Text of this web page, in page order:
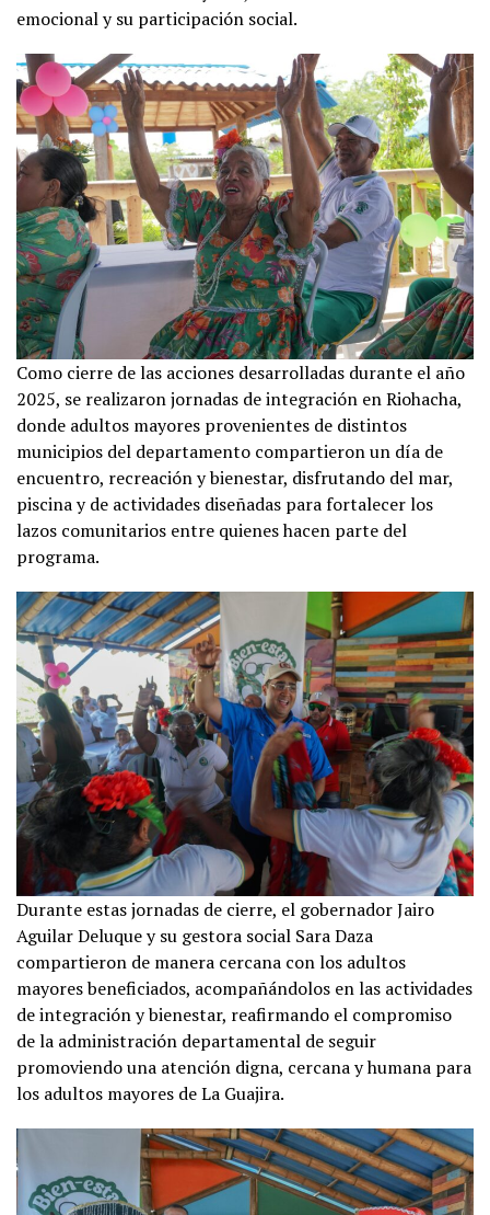
emocional y su participación social.
Como cierre de las acciones desarrolladas durante el año
2025, se realizaron jornadas de integración en Riohacha,
donde adultos mayores provenientes de distintos
municipios del departamento compartieron un día de
encuentro, recreación y bienestar, disfrutando del mar,
piscina y de actividades diseñadas para fortalecer los
lazos comunitarios entre quienes hacen parte del
programa.
Durante estas jornadas de cierre, el gobernador Jairo
Aguilar Deluque y su gestora social Sara Daza
compartieron de manera cercana con los adultos
mayores beneficiados, acompañándolos en las actividades
de integración y bienestar, reafirmando el compromiso
de la administración departamental de seguir
promoviendo una atención digna, cercana y humana para
los adultos mayores de La Guajira.